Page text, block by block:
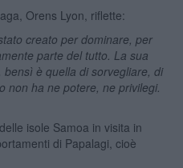
Orens Lyon, riflette:
creato per dominare, per
parte del tutto. La sua
è quella di sorvegliare, di
non ha ne potere, ne privilegi.
isole Samoa in visita in
di Papalagi, cioè